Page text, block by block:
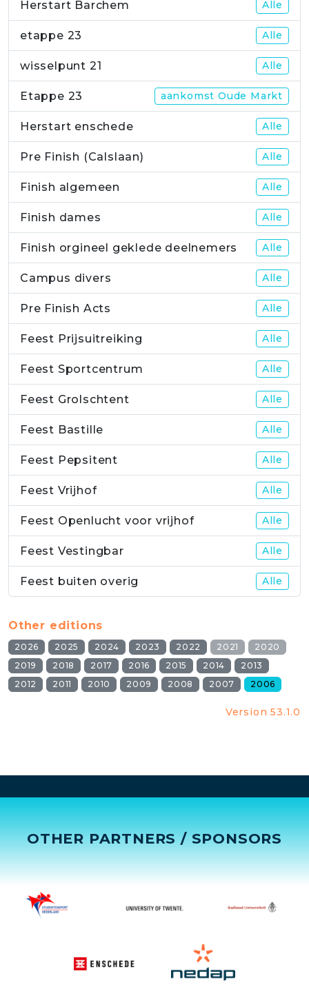
Herstart Barchem Alle
etappe 23 Alle
wisselpunt 21 Alle
Etappe 23 aankomst Oude Markt
Herstart enschede Alle
Pre Finish (Calslaan) Alle
Finish algemeen Alle
Finish dames Alle
Finish orgineel geklede deelnemers Alle
Campus divers Alle
Pre Finish Acts Alle
Feest Prijsuitreiking Alle
Feest Sportcentrum Alle
Feest Grolschtent Alle
Feest Bastille Alle
Feest Pepsitent Alle
Feest Vrijhof Alle
Feest Openlucht voor vrijhof Alle
Feest Vestingbar Alle
Feest buiten overig Alle
Other editions
2026 2025 2024 2023 2022 2021
2020
2019
2018 2017 2016 2015 2014
2013
2012
2011 2010 2009 2008 2007 2006
Version 53.1.0
OTHER PARTNERS / SPONSORS